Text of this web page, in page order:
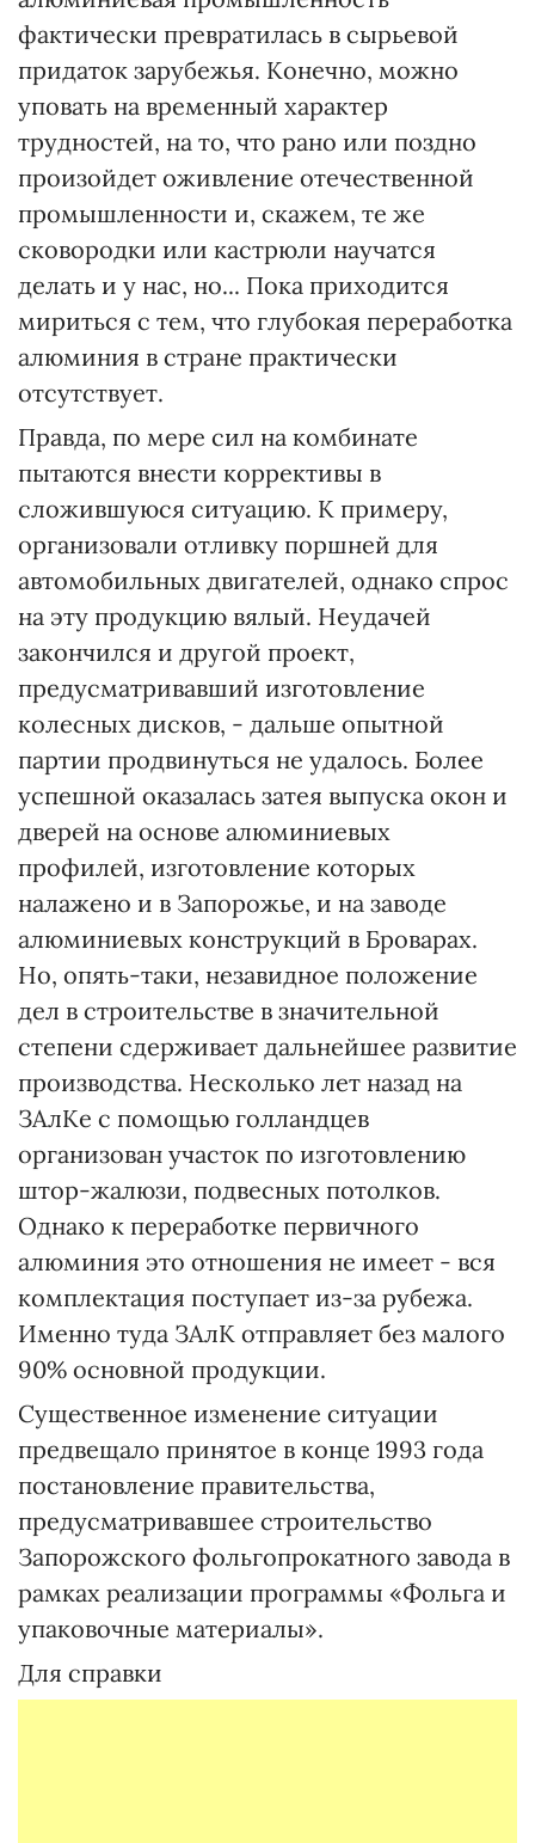
фактически превратилась в сырьевой
придаток зарубежья. Конечно, можно
уповать на временный характер
трудностей, на то, что рано или поздно
произойдет оживление отечественной
промышленности и, скажем, те же
сковородки или кастрюли научатся
делать и у нас, но... Пока приходится
мириться с тем, что глубокая переработка
алюминия в стране практически
отсутствует.
Правда, по мере сил на комбинате
пытаются внести коррективы в
сложившуюся ситуацию. К примеру,
организовали отливку поршней для
автомобильных двигателей, однако спрос
на эту продукцию вялый. Неудачей
закончился и другой проект,
предусматривавший изготовление
колесных дисков, - дальше опытной
партии продвинуться не удалось. Более
успешной оказалась затея выпуска окон и
дверей на основе алюминиевых
профилей, изготовление которых
налажено и в Запорожье, и на заводе
алюминиевых конструкций в Броварах.
Но, опять-таки, незавидное положение
дел в строительстве в значительной
степени сдерживает дальнейшее развитие
производства. Несколько лет назад на
ЗАлКе с помощью голландцев
организован участок по изготовлению
штор-жалюзи, подвесных потолков.
Однако к переработке первичного
алюминия это отношения не имеет - вся
комплектация поступает из-за рубежа.
Именно туда ЗАлК отправляет без малого
90% основной продукции.
Существенное изменение ситуации
предвещало принятое в конце 1993 года
постановление правительства,
предусматривавшее строительство
Запорожского фольгопрокатного завода в
рамках реализации программы «Фольга и
упаковочные материалы».
Для справки